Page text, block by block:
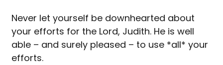
Never let yourself be downhearted about
your efforts for the Lord, Judith. He is well
able – and surely pleased – to use *all* your
efforts.